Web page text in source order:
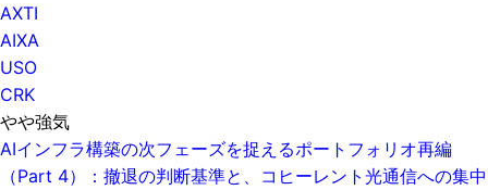
AXTI
AIXA
USO
CRK
やや強気
AIインフラ構築の次フェーズを捉えるポートフォリオ再編
（Part 4）：撤退の判断基準と、コヒーレント光通信への集中